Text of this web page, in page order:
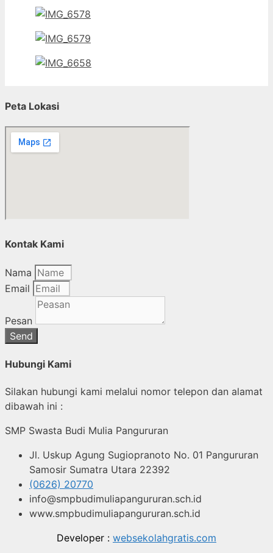
Peta Lokasi
Kontak Kami
Nama
Email
Pesan
Send
Hubungi Kami
Silakan hubungi kami melalui nomor telepon dan alamat
dibawah ini :
SMP Swasta Budi Mulia Pangururan
Jl. Uskup Agung Sugiopranoto No. 01 Pangururan
Samosir Sumatra Utara 22392
(0626) 20770
info@smpbudimuliapangururan.sch.id
www.smpbudimuliapangururan.sch.id
Developer : websekolahgratis.com